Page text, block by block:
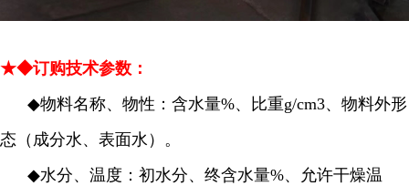
★◆订购技术参数：
◆物料名称、物性：含水量%、比重g/cm3、物料外形
态（成分水、表面水）。
◆水分、温度：初水分、终含水量%、允许干燥温